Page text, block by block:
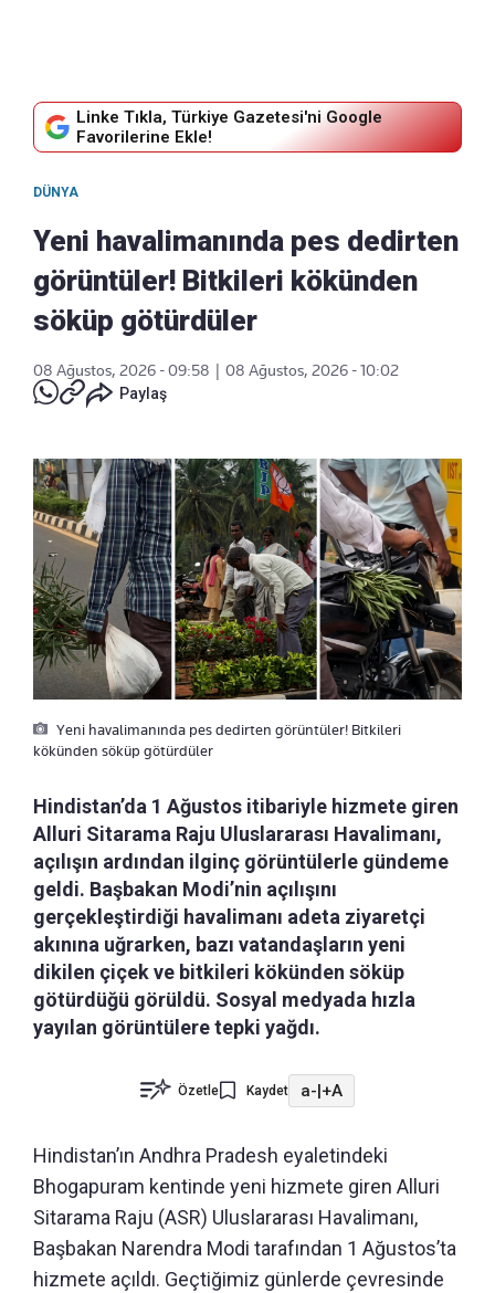
Linke Tıkla, Türkiye Gazetesi'ni Google
Favorilerine Ekle!
DÜNYA
Yeni havalimanında pes dedirten
görüntüler! Bitkileri kökünden
söküp götürdüler
08 Ağustos, 2026 - 09:58
08 Ağustos, 2026 - 10:02
Paylaş
Yeni havalimanında pes dedirten görüntüler! Bitkileri
kökünden söküp götürdüler
Hindistan’da 1 Ağustos itibariyle hizmete giren
Alluri Sitarama Raju Uluslararası Havalimanı,
açılışın ardından ilginç görüntülerle gündeme
geldi. Başbakan Modi’nin açılışını
gerçekleştirdiği havalimanı adeta ziyaretçi
akınına uğrarken, bazı vatandaşların yeni
dikilen çiçek ve bitkileri kökünden söküp
götürdüğü görüldü. Sosyal medyada hızla
yayılan görüntülere tepki yağdı.
Özetle Kaydet a-|+A
Hindistan’ın Andhra Pradesh eyaletindeki
Bhogapuram kentinde yeni hizmete giren Alluri
Sitarama Raju (ASR) Uluslararası Havalimanı,
Başbakan Narendra Modi tarafından 1 Ağustos’ta
hizmete açıldı. Geçtiğimiz günlerde çevresinde